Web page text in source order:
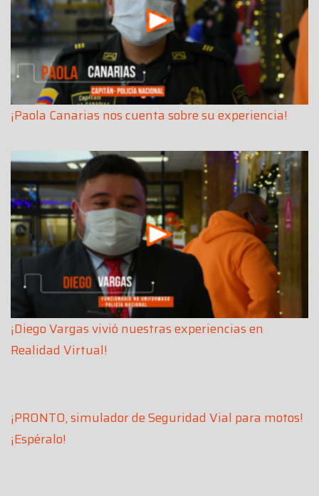
¡Paola Canarias nos cuenta sobre su experiencia!
¡Diego Vargas vivió nuestras experiencias en
Realidad Virtual!
¡PRONTO, simulador de Seguridad Vial para motos!
¡Espéralo!